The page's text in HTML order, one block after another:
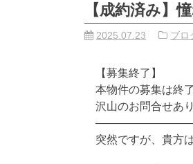
【成約済み】
2025.07.23 ブロ
【募集終了】
本物件の募集は終
沢山のお問合せあ
突然ですが、貴方